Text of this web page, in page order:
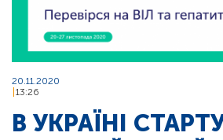
20.11.2020
13:26
В УКРАЇНІ